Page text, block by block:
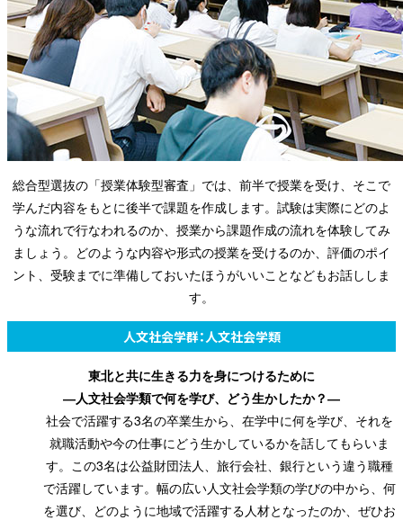
総合型選抜の「授業体験型審査」では、前半で授業を受け、そこで
学んだ内容をもとに後半で課題を作成します。試験は実際にどのよ
うな流れで行なわれるのか、授業から課題作成の流れを体験してみ
ましょう。どのような内容や形式の授業を受けるのか、評価のポイ
ント、受験までに準備しておいたほうがいいことなどもお話ししま
す。
人文社会学群：人文社会学類
東北と共に生きる力を身につけるために
―人文社会学類で何を学び、どう生かしたか？―
社会で活躍する3名の卒業生から、在学中に何を学び、それを
就職活動や今の仕事にどう生かしているかを話してもらいま
す。この3名は公益財団法人、旅行会社、銀行という違う職種
で活躍しています。幅の広い人文社会学類の学びの中から、何
を選び、どのように地域で活躍する人材となったのか、ぜひお